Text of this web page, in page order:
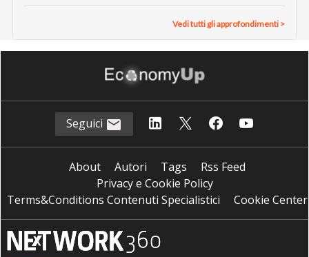
Vedi tutti gli approfondimenti >
Seguici
About Autori Tags
Rss Feed
Privacy e Cookie Policy
Terms&Conditions Contenuti Specialistici
Cookie Center